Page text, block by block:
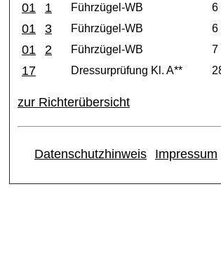
01 1 Führzügel-WB 6
01 3 Führzügel-WB 6
01 2 Führzügel-WB 7
17 Dressurprüfung Kl. A**
zur Richterübersicht
Datenschutzhinweis Impressum